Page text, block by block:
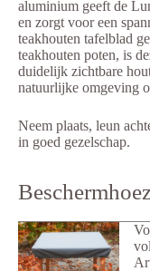
aluminium geeft de
en zorgt voor een
teakhouten tafelblad
teakhouten poten, is
duidelijk zichtbare
natuurlijke omgeving
Neem plaats, leun
in goed gezelschap.